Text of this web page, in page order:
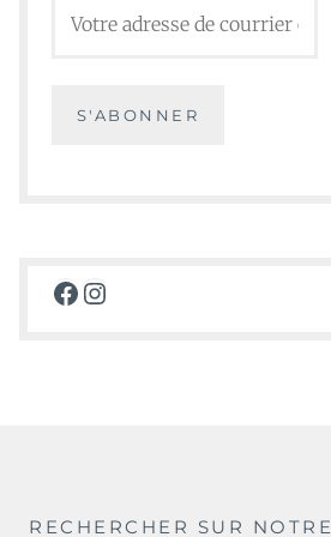
Facebook
Instagram
RECHERCHER SUR NOTRE